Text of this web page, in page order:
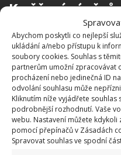
Abychom poskytli co nejlepší
ukládání a/nebo přístupu k
soubory cookies. Souhlas s
partnerům umožní zpracovávat
procházení nebo jedinečná ID
odvolání souhlasu může
Kliknutím níže vyjádřete
podrobnější rozhodnutí. Vaše
webu. Nastavení můžete
pomocí přepínačů v Zásadách
Spravovat souhlas ve spodní
K věšení
toaletního
Nemalou roli taktéž
pověsíte. I to zásadně
funkci. Jestliže chcete
estetického dopadu
doporučuje web
od toaletního papíru.